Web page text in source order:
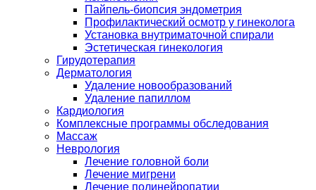
Пайпель-биопсия эндометрия
Профилактический осмотр у гинеколога
Установка внутриматочной спирали
Эстетическая гинекология
Гирудотерапия
Дерматология
Удаление новообразований
Удаление папиллом
Кардиология
Комплексные программы обследования
Массаж
Неврология
Лечение головной боли
Лечение мигрени
Лечение полинейропатии